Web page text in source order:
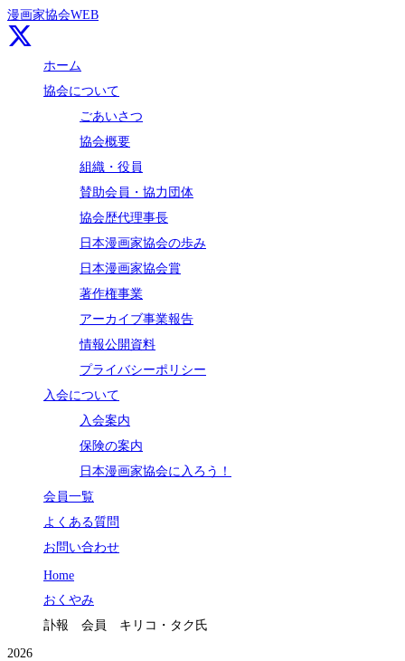
漫画家協会WEB
ホーム
協会について
ごあいさつ
協会概要
組織・役員
賛助会員・協力団体
協会歴代理事長
日本漫画家協会の歩み
日本漫画家協会賞
著作権事業
アーカイブ事業報告
情報公開資料
プライバシーポリシー
入会について
入会案内
保険の案内
日本漫画家協会に入ろう！
会員一覧
よくある質問
お問い合わせ
Home
おくやみ
訃報 会員 キリコ・タク氏
2026